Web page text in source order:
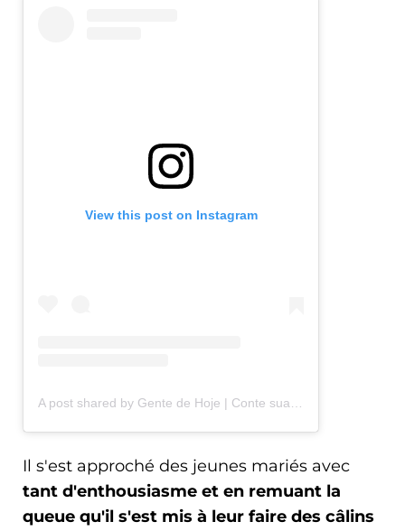
View this post on Instagram
Il s'est approché des jeunes mariés avec
tant d'enthousiasme et en remuant la
queue qu'il s'est mis à leur faire des câlins